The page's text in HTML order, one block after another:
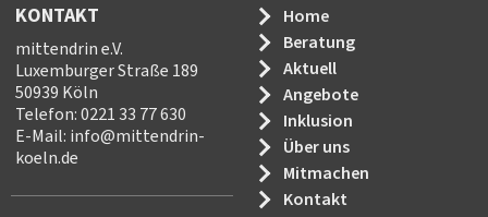
KONTAKT
mittendrin e.V.
Luxemburger Straße 189
50939 Köln
Telefon: 0221 33 77 630
E-Mail: info@mittendrin-
koeln.de
Home
Beratung
Aktuell
Angebote
Inklusion
Über uns
Mitmachen
Kontakt